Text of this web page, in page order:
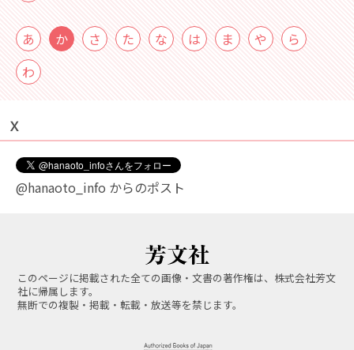
あ か さ た な は ま や
ら
わ
Ｘ
@hanaoto_info からのポスト
このページに掲載された全ての画像・文書の著作権は、株式会社芳文
社に帰属します。
無断での複製・掲載・転載・放送等を禁じます。